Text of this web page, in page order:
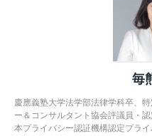
毎
慶應義塾大学法学部法律学科卒、
ー＆コンサルタント協会評議員・
本プライバシー認証機構認定プラ